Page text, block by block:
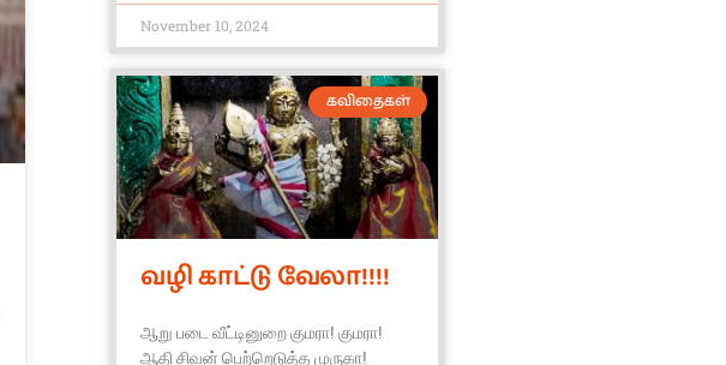
November 10, 2024
கவிதைகள்
வழி காட்டு வேலா!!!!
ஆறு படை வீட்டினுறை குமரா! குமரா!
ஆதி சிவன் பெற்றெடுத்த முருகா!